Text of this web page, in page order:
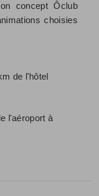
concept Ôclub
choisies
de l'hôtel
l'aéroport à